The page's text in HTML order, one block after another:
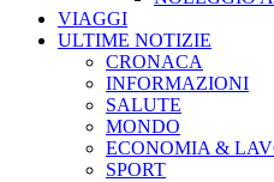
VIAGGI
ULTIME NOTIZIE
CRONACA
INFORMAZIONI
SALUTE
MONDO
ECONOMIA &
SPORT